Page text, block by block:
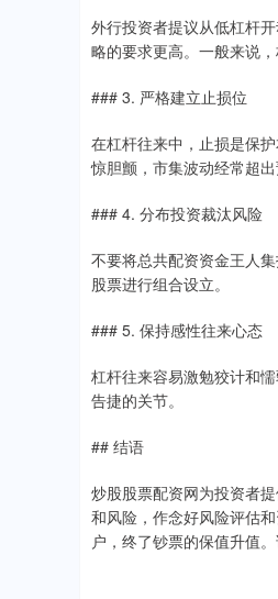
外行投资者提议从低杠杆
略的要求更高。一般来说
### 3. 严格建立止损位
在杠杆往来中，止损是保
惊胆颤，市集波动经常超出
### 4. 分布投资裁汰风险
不要将总共配资资金王人
股票进行组合设立。
### 5. 保持感性往来心态
杠杆往来容易激勉狡计和
告捷的关节。
## 结语
炒股股票配资网为投资者
和风险，作念好风险评估
户，终了钞票的保值升值